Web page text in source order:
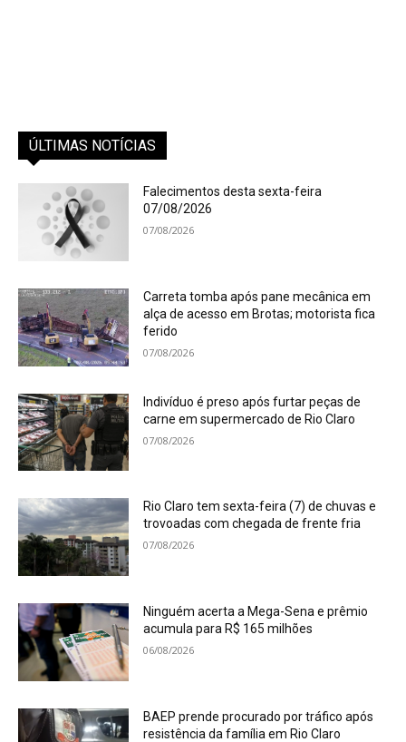
ÚLTIMAS NOTÍCIAS
Falecimentos desta sexta-feira
07/08/2026
07/08/2026
Carreta tomba após pane mecânica em
alça de acesso em Brotas; motorista fica
ferido
07/08/2026
Indivíduo é preso após furtar peças de
carne em supermercado de Rio Claro
07/08/2026
Rio Claro tem sexta-feira (7) de chuvas e
trovoadas com chegada de frente fria
07/08/2026
Ninguém acerta a Mega-Sena e prêmio
acumula para R$ 165 milhões
06/08/2026
BAEP prende procurado por tráfico após
resistência da família em Rio Claro